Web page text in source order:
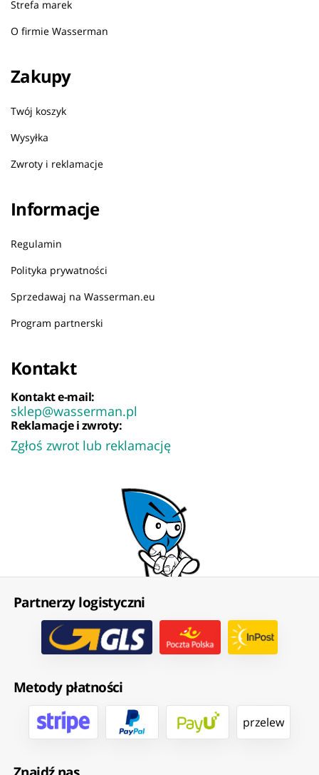
Strefa marek
O firmie Wasserman
Zakupy
Twój koszyk
Wysyłka
Zwroty i reklamacje
Informacje
Regulamin
Polityka prywatności
Sprzedawaj na Wasserman.eu
Program partnerski
Kontakt
Kontakt e-mail:
sklep@wasserman.pl
Reklamacje i zwroty:
Zgłoś zwrot lub reklamację
Partnerzy logistyczni
Metody płatności
przelew